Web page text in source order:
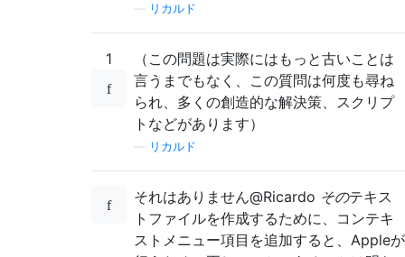
リカルド
1
（この問題は実際にはもっと古いことは
言うまでもなく、この質問は何度も尋ね
られ、多くの創造的な解決策、スクリプ
トなどがあります）
リカルド
それはありません@Ricardo そのテキス
トファイルを作成するために、コンテキ
ストメニュー項目を追加すると、Appleが